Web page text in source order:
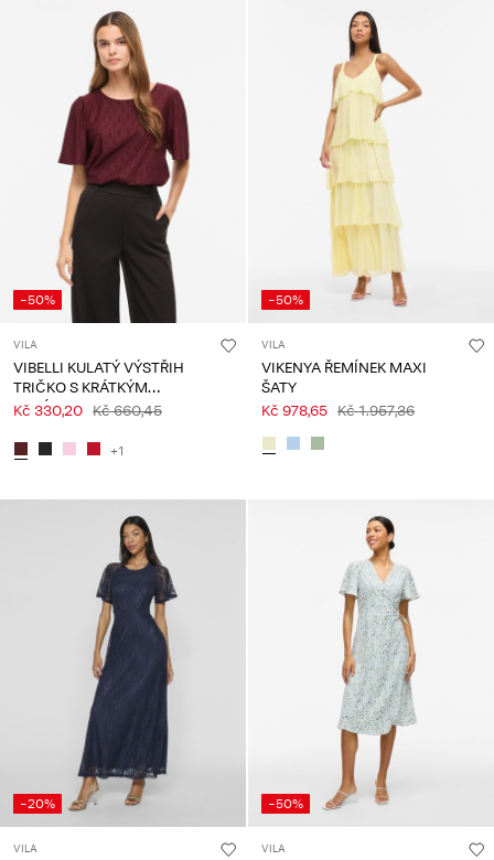
-50%
VILA
VIBELLI KULATÝ VÝSTŘIH
TRIČKO S KRÁTKÝM
RUKÁVEM
Kč 330,20 Kč 660,45
+1
-50%
VILA
VIKENYA ŘEMÍNEK MAXI
ŠATY
Kč 978,65 Kč 1.957,36
-20%
VILA
-50%
VILA